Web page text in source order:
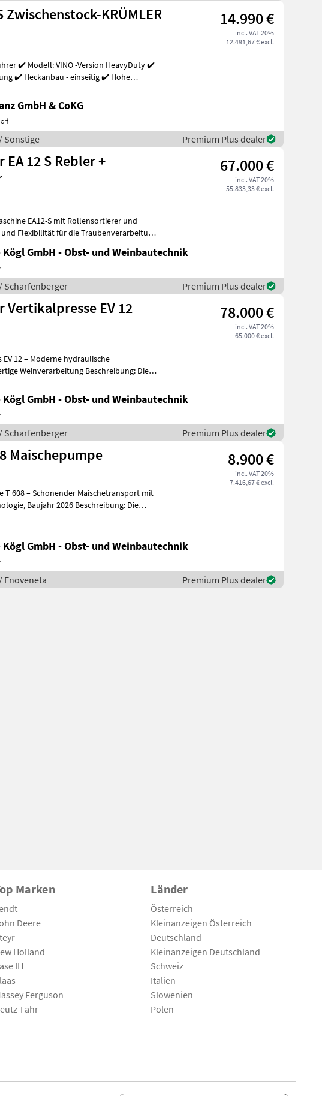
Zwischenstock-KRÜMLER 14.990 €
incl. VAT 20%
12.491,67 € excl.
✔️ Modell: VINO -Version HeavyDuty ✔️
✔️ Heckanbau - einseitig ✔️ Hohe
GmbH & CoKG
Sonstige Premium Plus dealer
12 S Rebler +
67.000 €
incl. VAT 20%
55.833,33 € excl.
EA12-S mit Rollensortierer und
Flexibilität für die Traubenverarbeitung
GmbH - Obst- und Weinbautechnik
Scharfenberger Premium Plus dealer
Vertikalpresse EV 12 78.000 €
incl. VAT 20%
65.000 € excl.
12 – Moderne hydraulische
Beschreibung: Die
GmbH - Obst- und Weinbautechnik
Scharfenberger Premium Plus dealer
Maischepumpe 8.900 €
incl. VAT 20%
7.416,67 € excl.
T 608 – Schonender Maischetransport mit
Die
GmbH - Obst- und Weinbautechnik
Premium Plus dealer
Marken
Deere
Holland
IH
Ferguson
Fahr
Länder
Österreich
Kleinanzeigen Österreich
Deutschland
Kleinanzeigen Deutschland
Schweiz
Italien
Slowenien
Polen